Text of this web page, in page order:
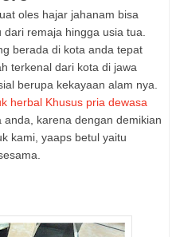
oles hajar jahanam bisa
remaja hingga usia tua.
berada di kota anda tepat
terkenal dari kota di jawa
berupa kekayaan alam nya.
herbal Khusus pria dewasa
karena dengan demikian
kami, yaaps betul yaitu